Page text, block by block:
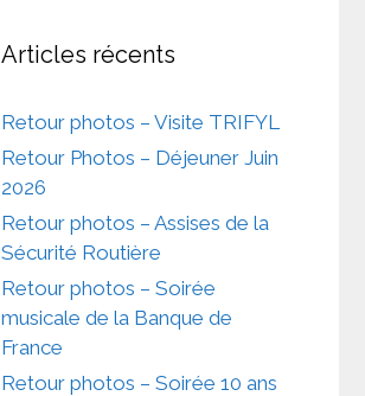
Articles récents
Retour photos – Visite TRIFYL
Retour Photos – Déjeuner Juin
2026
Retour photos – Assises de la
Sécurité Routière
Retour photos – Soirée
musicale de la Banque de
France
Retour photos – Soirée 10 ans